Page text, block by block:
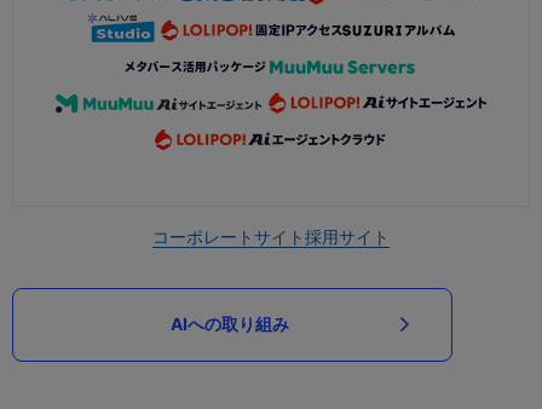
コーポレートサイト採用サイト
AIへの取り組み